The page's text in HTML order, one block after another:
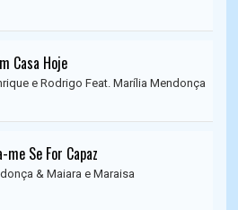
Casa Hoje
e Rodrigo Feat. Marília Mendonça
me Se For Capaz
& Maiara e Maraisa